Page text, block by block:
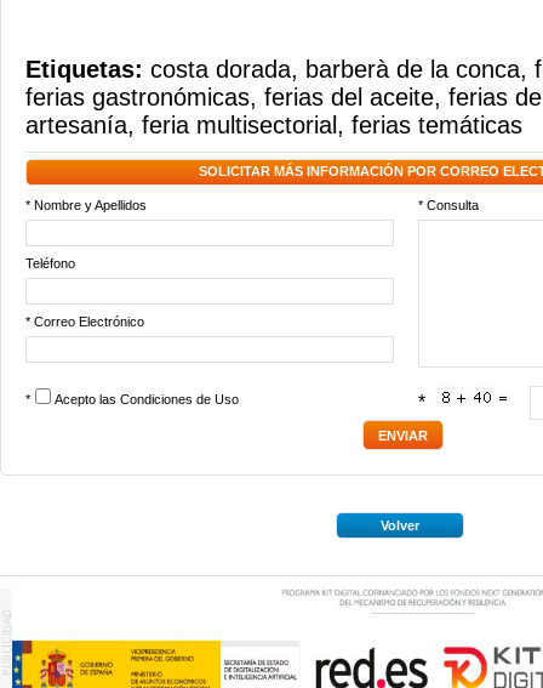
Etiquetas: costa dorada, barberà de la conca,
ferias gastronómicas, ferias del aceite, ferias
artesanía, feria multisectorial , ferias temáticas
SOLICITAR MÁS INFORMACIÓN POR CORREO
* Nombre y Apellidos * Consulta
Teléfono
* Correo Electrónico
* Acepto las Condiciones de Uso *
Volver